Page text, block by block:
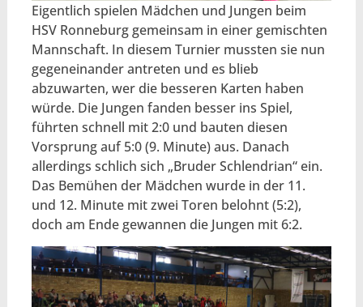
Eigentlich spielen Mädchen und Jungen beim
HSV Ronneburg gemeinsam in einer gemischten
Mannschaft. In diesem Turnier mussten sie nun
gegeneinander antreten und es blieb
abzuwarten, wer die besseren Karten haben
würde. Die Jungen fanden besser ins Spiel,
führten schnell mit 2:0 und bauten diesen
Vorsprung auf 5:0 (9. Minute) aus. Danach
allerdings schlich sich „Bruder Schlendrian“ ein.
Das Bemühen der Mädchen wurde in der 11.
und 12. Minute mit zwei Toren belohnt (5:2),
doch am Ende gewannen die Jungen mit 6:2.